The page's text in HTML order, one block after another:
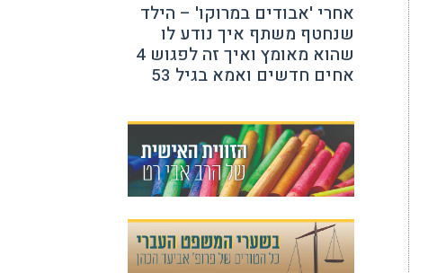
אחרי 'אבודים במרוקו' – הילד
שנחטף משתף איך נודע לו
שהוא מאומץ ואיך זה לפגוש 4
אחים חדשים ואמא בגיל 53